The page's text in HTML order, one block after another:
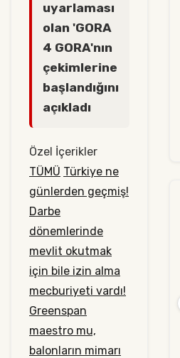
uyarlaması
olan 'GORA
4 GORA'nın
çekimlerine
başlandığını
açıkladı
Özel İçerikler
TÜMÜ Türkiye ne
günlerden geçmiş!
Darbe
dönemlerinde
mevlit okutmak
için bile izin alma
mecburiyeti vardı!
Greenspan
maestro mu,
balonların mimarı